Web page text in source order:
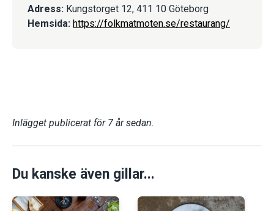
Adress: Kungstorget 12, 411 10 Göteborg
Hemsida: https://folkmatmoten.se/restaurang/
Inlägget publicerat för 7 år sedan.
Du kanske även gillar...